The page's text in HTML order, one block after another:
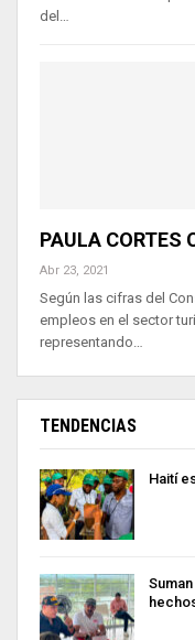
del…
PAULA CORTES
Abr 23, 2021
Según las cifras del
empleos en el sector
representando…
TENDENCIAS
Haití